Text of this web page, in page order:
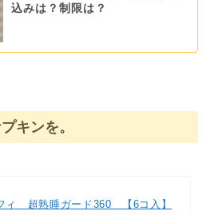
込みは？制限は？
キンを。
ィ 超熟睡ガード360 【6コ入】